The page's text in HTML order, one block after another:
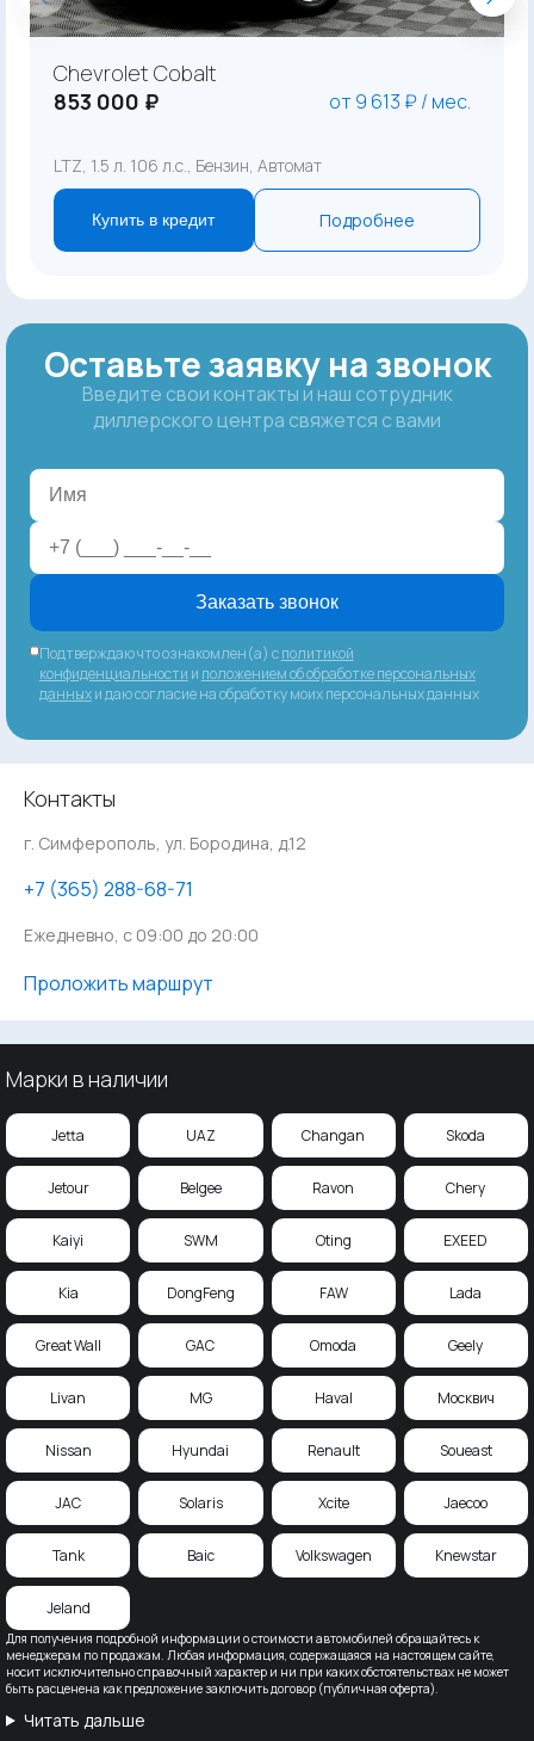
Chevrolet Cobalt
853 000 ₽
от 9 613 ₽ / мес.
LTZ, 1.5 л. 106 л.с., Бензин, Автомат
Купить в кредит Подробнее
Оставьте заявку на звонок
Введите свои контакты и наш сотрудник
диллерского центра свяжется с вами
Заказать звонок
Подтверждаю что ознакомлен(а) сполитикой
конфиденциальности и положением об обработке персональных
данныхи даю согласие на обработку моих персональных данных
Контакты
г. Симферополь, ул. Бородина, д.12
‪+7 (365) 288-68-71
Ежедневно, с 09:00 до 20:00
Проложить маршрут
Для получения подробной информации о стоимости автомобилей обращайтесь к
менеджерам по продажам. Любая информация, содержащаяся на настоящем сайте,
носит исключительно справочный характер и ни при каких обстоятельствах не может
быть расценена как предложение заключить договор (публичная оферта).
Читать дальше
Марки в наличии
Jetta UAZ Changan Skoda
Jetour Belgee Ravon Chery
Kaiyi SWM Oting EXEED
Kia DongFeng FAW Lada
Great Wall GAC Omoda Geely
Livan MG Haval Москвич
Nissan Hyundai Renault Soueast
JAC Solaris Xcite Jaecoo
Tank Baic Volkswagen Knewstar
Jeland